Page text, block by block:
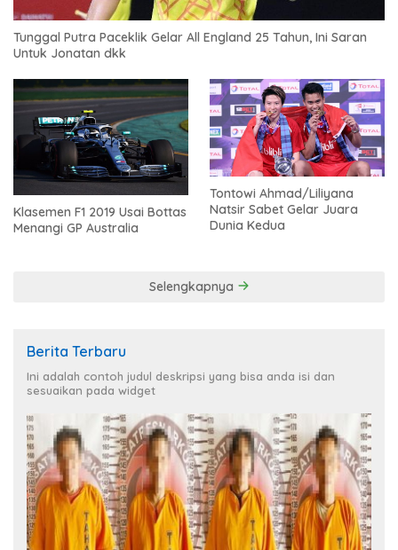
Tunggal Putra Paceklik Gelar All England 25 Tahun, Ini Saran
Untuk Jonatan dkk
Klasemen F1 2019 Usai Bottas
Menangi GP Australia
Tontowi Ahmad/Liliyana
Natsir Sabet Gelar Juara
Dunia Kedua
Selengkapnya
Berita Terbaru
Ini adalah contoh judul deskripsi yang bisa anda isi dan
sesuaikan pada widget